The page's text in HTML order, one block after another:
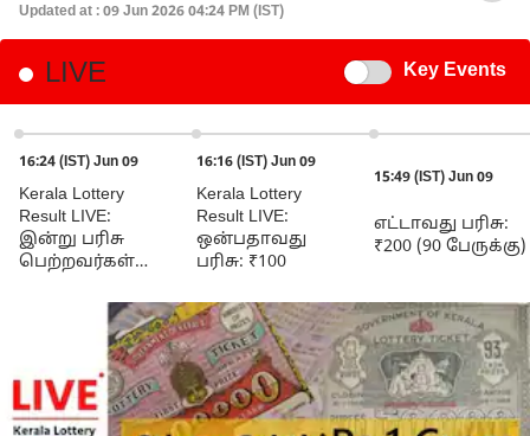
Updated at : 09 Jun 2026 04:24 PM (IST)
LIVE Key Events
16:24 (IST) Jun 09
Kerala Lottery
Result LIVE:
இன்று பரிசு
பெற்றவர்கள்
16:16 (IST) Jun 09
Kerala Lottery
Result LIVE:
ஒன்பதாவது
பரிசு: ₹100
15:49 (IST) Jun 09
எட்டாவது பரிசு:
₹200 (90 பேருக்கு)